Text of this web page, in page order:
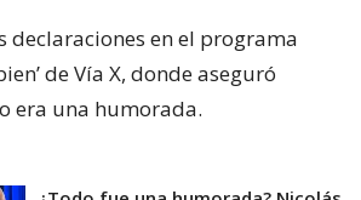
declaraciones en el programa
de Vía X, donde aseguró
era una humorada.